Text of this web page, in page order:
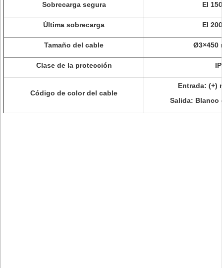
Sobrecarga segura El
Última sobrecarga El
Tamaño del cable Ø3×450
Clase de la protección
Código de color del cable
Entrada: (+)
Salida: Blanco